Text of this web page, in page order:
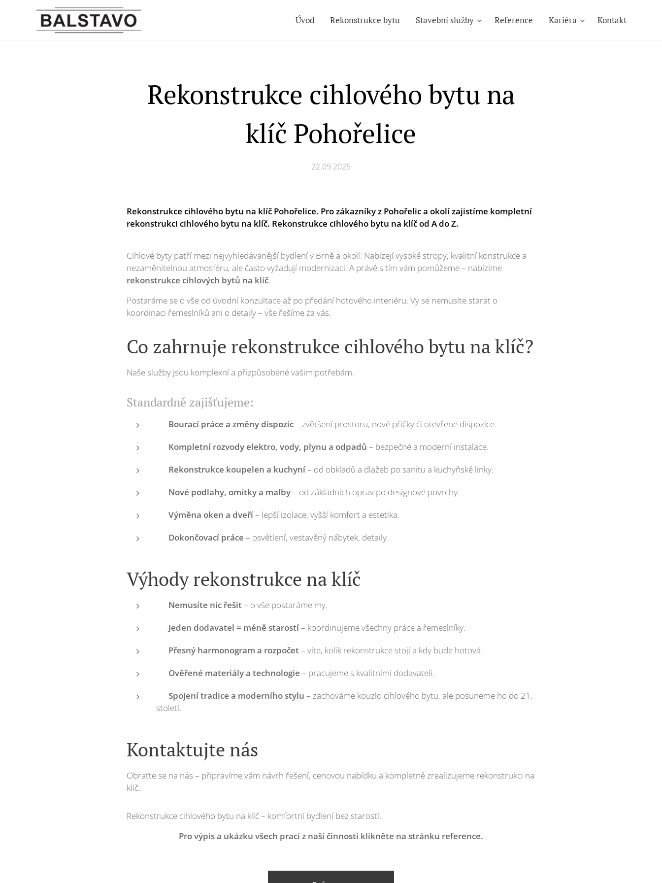
Úvod Rekonstrukce bytu Stavební služby Reference Kariéra Kontakt
Rekonstrukce cihlového bytu na
klíč Pohořelice
22.09.2025
Rekonstrukce cihlového bytu na klíč Pohořelice. Pro zákazníky z Pohořelica okolí zajistíme kompletní
rekonstrukci cihlového bytu na klíč. Rekonstrukce cihlového bytu na klíč od A do Z.
Cihlové byty patří mezi nejvyhledávanější bydlení v Brně a okolí. Nabízejí vysoké stropy, kvalitní konstrukce a
nezaměnitelnou atmosféru, ale často vyžadují modernizaci. A právě s tím vám pomůžeme – nabízíme
rekonstrukce cihlových bytů na klíč.
Postaráme se o vše od úvodní konzultace až po předání hotového interiéru. Vy se nemusíte starat o
koordinaci řemeslníků ani o detaily – vše řešíme za vás.
Co zahrnuje rekonstrukce cihlového bytu na klíč?
Naše služby jsou komplexní a přizpůsobené vašim potřebám.
Standardně zajišťujeme:
Bourací práce a změny dispozic– zvětšení prostoru, nové příčky či otevřené dispozice.
Kompletní rozvody elektro, vody, plynu a odpadů – bezpečné a moderní instalace.
Rekonstrukce koupelen a kuchyní– od obkladů a dlažeb po sanitu a kuchyňské linky.
Nové podlahy, omítky a malby– od základních oprav po designové povrchy.
Výměna oken a dveří– lepší izolace, vyšší komfort a estetika.
Dokončovací práce – osvětlení, vestavěný nábytek, detaily.
Výhody rekonstrukce na klíč
Nemusíte nic řešit– o vše postaráme my.
Jeden dodavatel = méně starostí– koordinujeme všechny práce a řemeslníky.
Přesný harmonogram a rozpočet– víte, kolik rekonstrukce stojí a kdy bude hotová.
Ověřené materiály a technologie – pracujeme s kvalitními dodavateli.
Spojení tradice a moderního stylu – zachováme kouzlo cihlového bytu, ale posuneme ho do 21.
století.
Kontaktujte nás
Obraťte se na nás – připravíme vám návrh řešení, cenovou nabídku a kompletně zrealizujeme rekonstrukci na
klíč.
Rekonstrukce cihlového bytu na klíč – komfortní bydlení bez starostí.
Pro výpis a ukázku všech prací z naší činnosti klikněte na stránku reference.